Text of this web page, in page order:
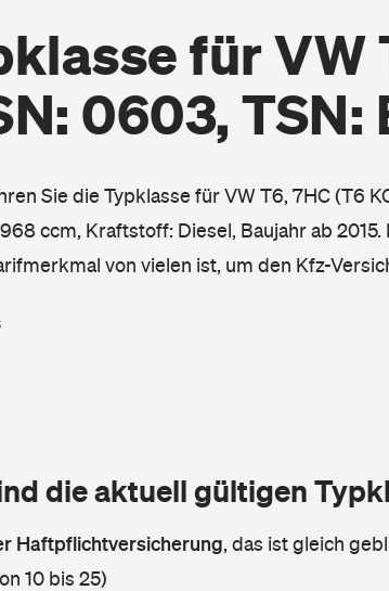
für VW
0603, TSN:
Sie die Typklasse für VW T6, 7HC (T6
ccm, Kraftstoff: Diesel, Baujahr ab
von vielen ist, um den Kfz-
die aktuell gültigen
Haftpflichtversicherung, das ist gleich
10 bis 25)